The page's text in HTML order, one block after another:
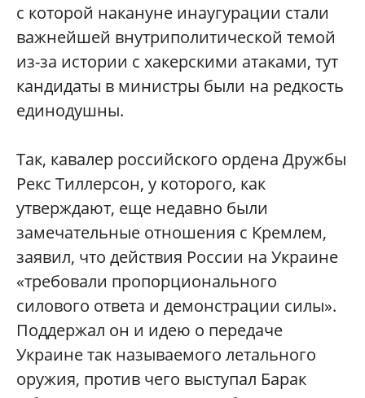
с которой накануне инаугурации стали
важнейшей внутриполитической темой
из-за истории с хакерскими атаками, тут
кандидаты в министры были на редкость
единодушны.
Так, кавалер российского ордена Дружбы
Рекс Тиллерсон, у которого, как
утверждают, еще недавно были
замечательные отношения с Кремлем,
заявил, что действия России на Украине
«требовали пропорционального
силового ответа и демонстрации силы».
Поддержал он и идею о передаче
Украине так называемого летального
оружия, против чего выступал Барак